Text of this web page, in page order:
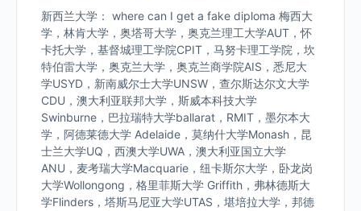
新西兰大学： where can I get a fake diploma 梅西大
学，林肯大学，奥塔哥大学，奥克兰理工大学AUT，怀
卡托大学，基督城理工学院CPIT，马努卡理工学院，坎
特伯雷大学，奥克兰大学，奥克兰商学院AIS，悉尼大
学USYD，新南威尔士大学UNSW，查尔斯达尔文大学
CDU，澳大利亚联邦大学，斯威本科技大学
Swinburne，巴拉瑞特大学ballarat，RMIT，墨尔本大
学，阿德莱德大学 Adelaide，莫纳什大学Monash，昆
士兰大学UQ，西澳大学UWA，澳大利亚国立大学
ANU，麦考瑞大学Macquarie，纽卡斯尔大学，卧龙岗
大学Wollongong，格里菲斯大学 Griffith，弗林德斯大
学Flinders，塔斯马尼亚大学UTAS，堪培拉大学，邦德